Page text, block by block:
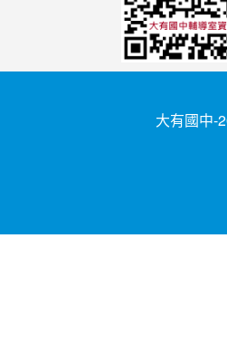
大有國中-